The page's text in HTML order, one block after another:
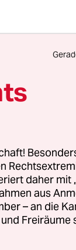
die
der
da!
daher mit
aus
– an die
Freiräume